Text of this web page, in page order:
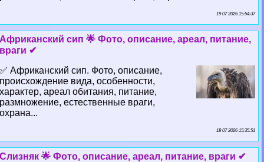
19 07 2026 15:54:37
Африканский сип 🌟 Фото, описание, ареал, питание,
враги ✔
✅ Африканский сип. Фото, описание,
происхождение вида, особенности,
хаpaктер, ареал обитания, питание,
размножение, естественные враги,
охрана...
18 07 2026 15:35:51
Слизняк 🌟 Фото, описание, ареал, питание, враги ✔